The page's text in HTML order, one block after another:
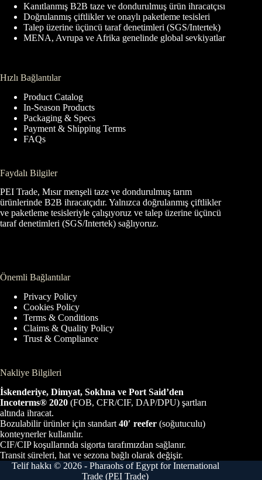
Kanıtlanmış B2B taze ve dondurulmuş ürün ihracatçısı
Doğrulanmış çiftlikler ve onaylı paketleme tesisleri
Talep üzerine üçüncü taraf denetimleri (SGS/Intertek)
MENA, Avrupa ve Afrika genelinde global sevkiyatlar
Hızlı Bağlantılar
Product Catalog
In-Season Products
Packaging & Specs
Payment & Shipping Terms
FAQs
Faydalı Bilgiler
PEI Trade, Mısır menşeli taze ve dondurulmuş tarım
ürünlerinde B2B ihracatçıdır. Yalnızca doğrulanmış çiftlikler
ve paketleme tesisleriyle çalışıyoruz ve talep üzerine üçüncü
taraf denetimleri (SGS/Intertek) sağlıyoruz.
Önemli Bağlantılar
Privacy Policy
Cookies Policy
Terms & Conditions
Claims & Quality Policy
Trust & Compliance
Nakliye Bilgileri
İskenderiye, Dimyat, Sokhna ve Port Said’den
Incoterms® 2020 (FOB, CFR/CIF, DAP/DPU) şartları
altında ihracat.
Bozulabilir ürünler için standart 40′ reefer (soğutuculu)
konteynerler kullanılır.
CIF/CIP koşullarında sigorta tarafımızdan sağlanır.
Transit süreleri, hat ve sezona bağlı olarak değişir.
Telif hakkı © 2026 - Pharaohs of Egypt for International
Trade (PEI Trade)